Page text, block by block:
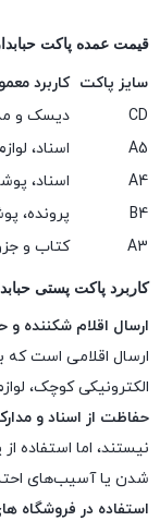
قیمت عمده پاکت
سایز پاکت کاربرد
CD
دیسک و
A5
اسناد،
A4
اسناد،
B4
پرونده،
A3
کتاب و
کاربرد پاکت پستی
ارسال اقلام شکننده
ارسال اقلامی است که
الکترونیکی کوچک،
حفاظت از اسناد و
نیستند، اما استفاده
شدن یا آسیب‌های
استفاده در فروشگاه